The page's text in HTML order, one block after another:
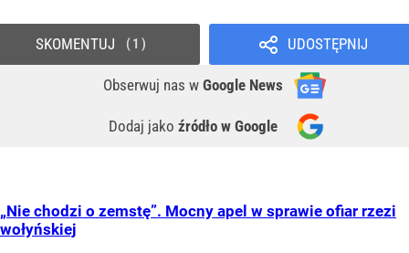
UDOSTĘPNIJ
Obserwuj nas w Google News
Dodaj jako źródło w Google
SKOMENTUJ 1
„Nie chodzi o zemstę”. Mocny apel w sprawie ofiar rzezi
wołyńskiej